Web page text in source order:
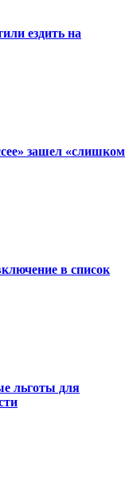
ездить на
зашел «слишком
в список
льготы для